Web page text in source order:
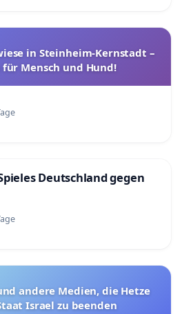
in Steinheim-Kernstadt –
für Mensch und Hund!
Deutschland gegen
andere Medien, die Hetze
Israel zu beenden